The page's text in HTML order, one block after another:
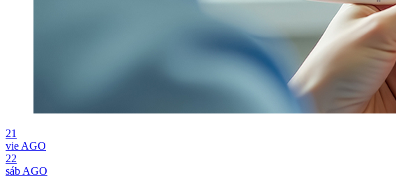
21
vie AGO
22
sáb AGO